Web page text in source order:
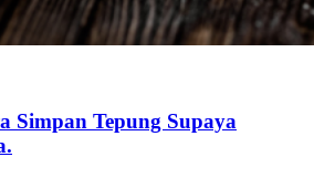
Simpan Tepung Supaya